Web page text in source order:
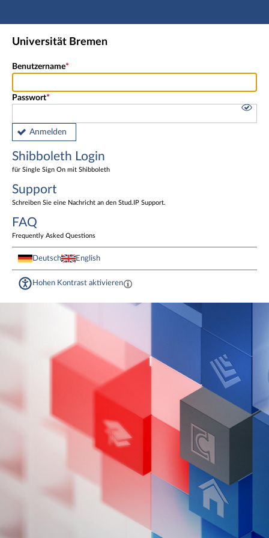
Hauptnavigation
Shibboleth Login
Universität Bremen
Benutzername
Passwort
Anmelden
Shibboleth Login
für Single Sign On mit Shibboleth
Support
Schreiben Sie eine Nachricht an den Stud.IP Support.
FAQ
Frequently Asked Questions
Deutsch English
Hohen Kontrast aktivieren